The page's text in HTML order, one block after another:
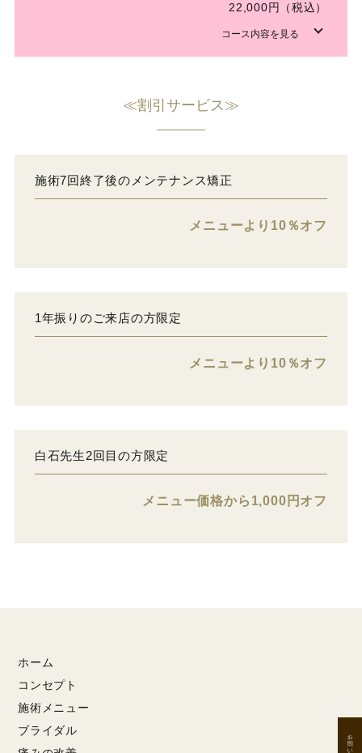
22,000円（税込）
≪割引サービス≫
施術7回終了後のメンテナンス矯正
メニューより10％オフ
1年振りのご来店の方限定
メニューより10％オフ
白石先生2回目の方限定
メニュー価格から1,000円オフ
ホーム
コンセプト
施術メニュー
ブライダル